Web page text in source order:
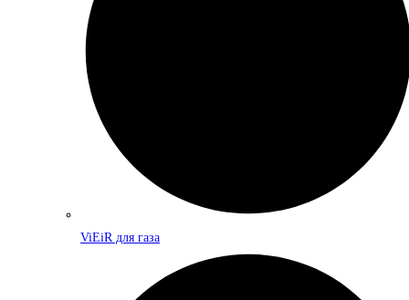
ViEiR для газа